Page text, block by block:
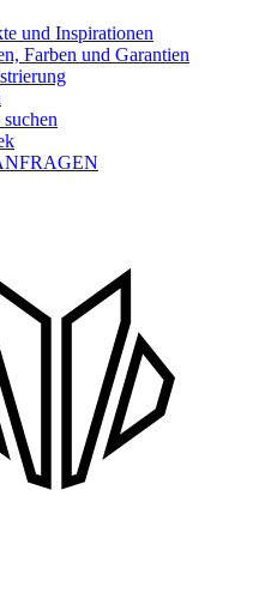
und Inspirationen
Farben und Garantien